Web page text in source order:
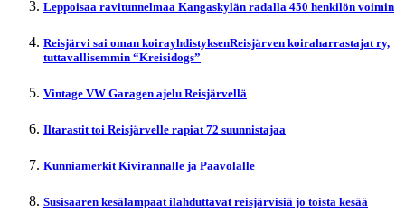
Leppoisaa ravitunnelmaa Kangaskylän radalla 450 henkilön voimin
Reisjärvi sai oman koirayhdistyksenReisjärven koiraharrastajat ry,
tuttavallisemmin “Kreisidogs”
Vintage VW Garagen ajelu Reisjärvellä
Iltarastit toi Reisjärvelle rapiat 72 suunnistajaa
Kunniamerkit Kivirannalle ja Paavolalle
Susisaaren kesälampaat ilahduttavat reisjärvisiä jo toista kesää